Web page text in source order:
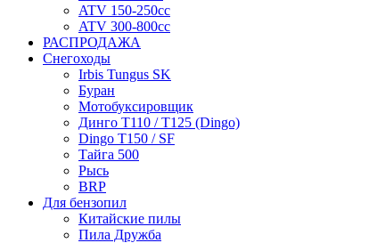
ATV 150-250cc
ATV 300-800cc
РАСПРОДАЖА
Снегоходы
Irbis Tungus SK
Буран
Мотобуксировщик
Динго T110 / T125 (Dingo)
Dingo T150 / SF
Тайга 500
Рысь
BRP
Для бензопил
Китайские пилы
Пила Дружба